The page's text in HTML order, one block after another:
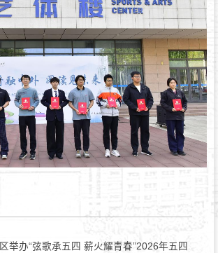
举办“弦歌承五四 薪火耀青春”2026年五四